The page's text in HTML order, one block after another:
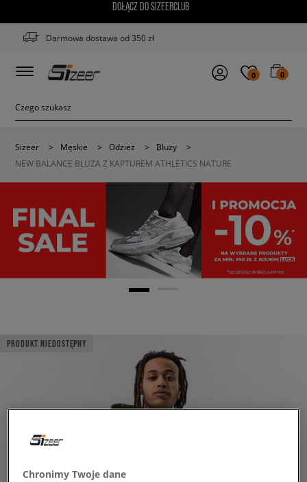
DOŁĄCZ DO SIZEERCLUB
Darmowa dostawa od 350 zł
0 0
Sizeer > Męskie > Odzież > Bluzy
>
NEW BALANCE BLUZA Z KAPTUREM ATHLETICS NATURE
PRODUKT NIEDOSTĘPNY
Chronimy Twoje dane